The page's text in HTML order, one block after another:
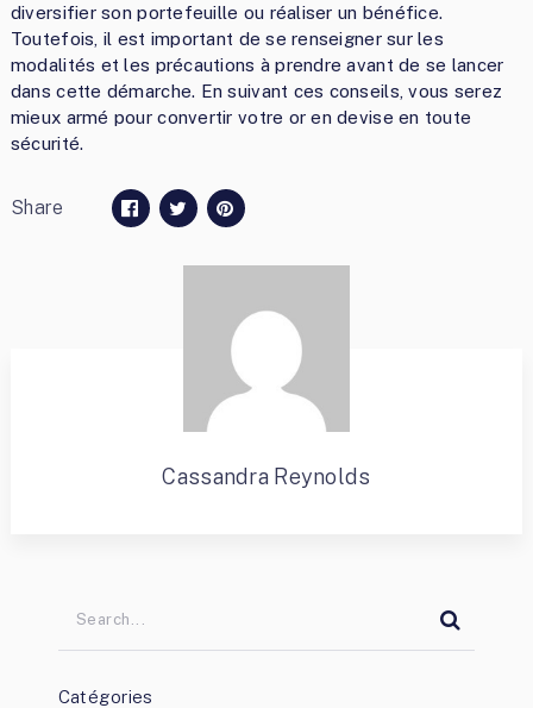
diversifier son portefeuille ou réaliser un bénéfice.
Toutefois, il est important de se renseigner sur les
modalités et les précautions à prendre avant de se lancer
dans cette démarche. En suivant ces conseils, vous serez
mieux armé pour convertir votre or en devise en toute
sécurité.
Share
Cassandra Reynolds
Catégories